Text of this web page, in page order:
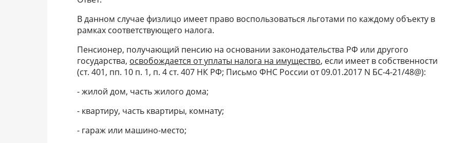
В данном случае физлицо имеет право воспользоваться льготами по каждому объекту в
рамках соответствующего налога.
Пенсионер, получающий пенсию на основании законодательства РФ или другого
государства, освобождается от уплаты налога на имущество, если имеет в собственности
(ст. 401, пп. 10 п. 1, п. 4 ст. 407 НК РФ; Письмо ФНС России от 09.01.2017 N БС-4-21/48@):
- жилой дом, часть жилого дома;
- квартиру, часть квартиры, комнату;
- гараж или машино-место;